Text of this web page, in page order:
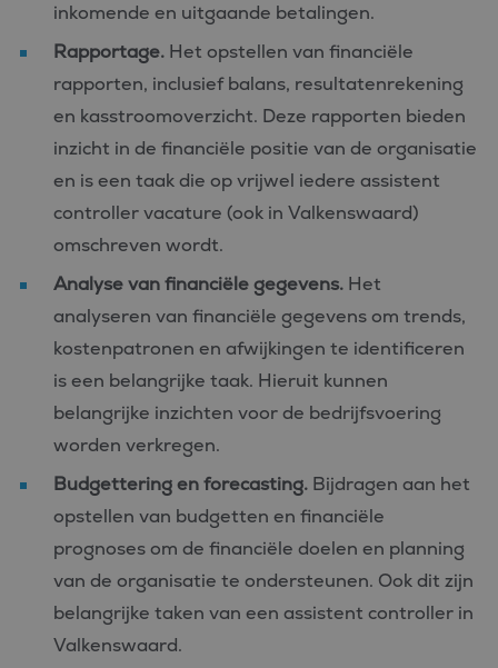
inkomende en uitgaande betalingen.
Rapportage. Het opstellen van financiële
rapporten, inclusief balans, resultatenrekening
en kasstroomoverzicht. Deze rapporten bieden
inzicht in de financiële positie van de organisatie
en is een taak die op vrijwel iedere assistent
controller vacature (ook in Valkenswaard)
omschreven wordt.
Analyse van financiële gegevens. Het
analyseren van financiële gegevens om trends,
kostenpatronen en afwijkingen te identificeren
is een belangrijke taak. Hieruit kunnen
belangrijke inzichten voor de bedrijfsvoering
worden verkregen.
Budgettering en forecasting. Bijdragen aan het
opstellen van budgetten en financiële
prognoses om de financiële doelen en planning
van de organisatie te ondersteunen. Ook dit zijn
belangrijke taken van een assistent controller in
Valkenswaard.